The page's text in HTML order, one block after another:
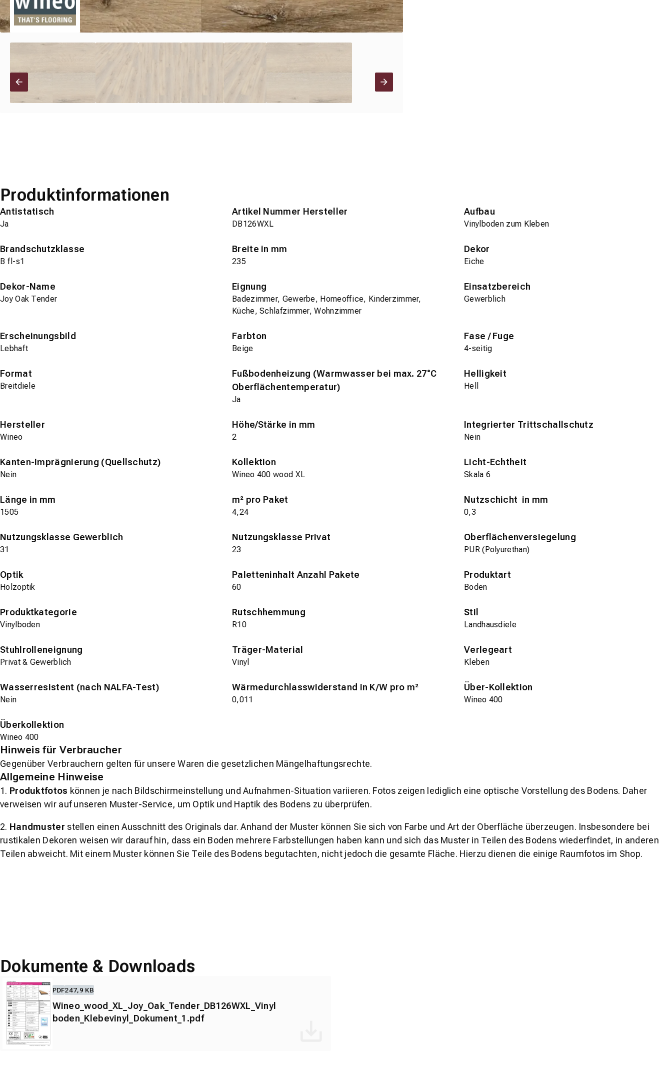
Produktinformationen
Antistatisch
Ja
Artikel Nummer Hersteller
DB126WXL
Aufbau
Vinylboden zum Kleben
Brandschutzklasse
B fl-s1
Breite in mm
235
Dekor
Eiche
Dekor-Name
Joy Oak Tender
Eignung
Badezimmer, Gewerbe, Homeoffice, Kinderzimmer,
Küche, Schlafzimmer, Wohnzimmer
Einsatzbereich
Gewerblich
Erscheinungsbild
Lebhaft
Farbton
Beige
Fase / Fuge
4-seitig
Format
Breitdiele
Fußbodenheizung (Warmwasser bei max. 27°C
Oberflächentemperatur)
Ja
Helligkeit
Hell
Hersteller
Wineo
Höhe/Stärke in mm
2
Integrierter Trittschallschutz
Nein
Kanten-Imprägnierung (Quellschutz)
Nein
Kollektion
Wineo 400 wood XL
Licht-Echtheit
Skala 6
Länge in mm
1505
m² pro Paket
4,24
Nutzschicht in mm
0,3
Nutzungsklasse Gewerblich
31
Nutzungsklasse Privat
23
Oberflächenversiegelung
PUR (Polyurethan)
Optik
Holzoptik
Paletteninhalt Anzahl Pakete
60
Produktart
Boden
Produktkategorie
Vinylboden
Rutschhemmung
R10
Stil
Landhausdiele
Stuhlrolleneignung
Privat & Gewerblich
Träger-Material
Vinyl
Verlegeart
Kleben
Wasserresistent (nach NALFA-Test)
Nein
Wärmedurchlasswiderstand in K/W pro m²
0,011
Über-Kollektion
Wineo 400
Überkollektion
Wineo 400
Hinweis für Verbraucher
Gegenüber Verbrauchern gelten für unsere Waren die gesetzlichen Mängelhaftungsrechte.
Allgemeine Hinweise
1. Produktfotos können je nach Bildschirmeinstellung und Aufnahmen-Situation variieren. Fotos zeigen lediglich eine optische Vorstellung des Bodens. Daher
verweisen wir auf unseren Muster-Service, um Optik und Haptik des Bodens zu überprüfen.
2. Handmuster stellen einen Ausschnitt des Originals dar. Anhand der Muster können Sie sich von Farbe und Art der Oberfläche überzeugen. Insbesondere bei
rustikalen Dekoren weisen wir darauf hin, dass ein Boden mehrere Farbstellungen haben kann und sich das Muster in Teilen des Bodens wiederfindet, in anderen
Teilen abweicht. Mit einem Muster können Sie Teile des Bodens begutachten, nicht jedoch die gesamte Fläche. Hierzu dienen die einige Raumfotos im Shop.
Dokumente & Downloads
PDF247,9 KB
Wineo_wood_XL_Joy_Oak_Tender_DB126WXL_Vinyl
boden_Klebevinyl_Dokument_1.pdf